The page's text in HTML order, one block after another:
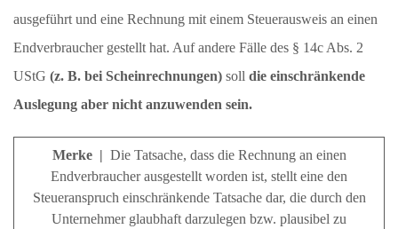
ausgeführt und eine Rechnung mit einem Steuerausweis an einen
Endverbraucher gestellt hat. Auf andere Fälle des § 14c Abs. 2
UStG (z. B. bei Scheinrechnungen) soll die einschränkende
Auslegung aber nicht anzuwenden sein.
Merke | Die Tatsache, dass die Rechnung an einen
Endverbraucher ausgestellt worden ist, stellt eine den
Steueranspruch einschränkende Tatsache dar, die durch den
Unternehmer glaubhaft darzulegen bzw. plausibel zu